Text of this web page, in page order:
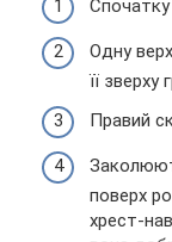
Спочатку
Одну
її зверху
Правий
поверх
хрест-